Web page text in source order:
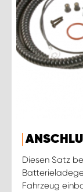
Diesen Satz
Fahrzeug